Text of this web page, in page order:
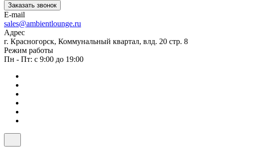
Заказать звонок
E-mail
sales@ambientlounge.ru
Адрес
г. Красногорск, Коммунальный квартал, влд. 20 стр. 8
Режим работы
Пн - Пт: с 9:00 до 19:00